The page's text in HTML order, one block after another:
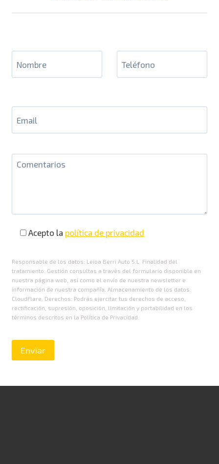
Acepto la política de privacidad
Responsable de los datos: Leioa Berri Auto S.L. Finalidad del
tratamiento: Gestión consultas a través del formulario disponible en
nuestra página web, así como el envío de nuestra newsletter e
información de nuestra compañía. Almacenamiento de los datos:
CloudFlare. Derechos: Podrás ejercitar tus derechos de acceso,
rectificación, supresión, oposición, limitación y portabilidad en los
términos descritos en la Política de Privacidad.